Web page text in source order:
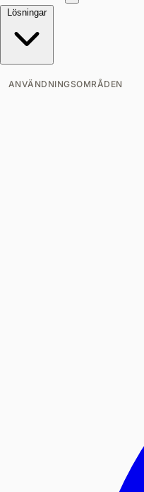
Lösningar
ANVÄNDNINGSOMRÅDEN